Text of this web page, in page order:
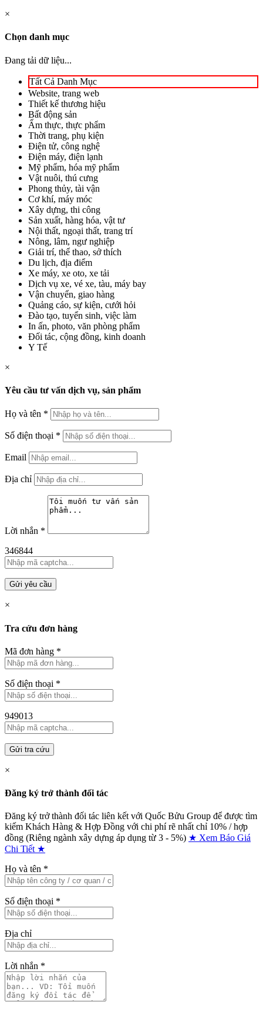
×
Chọn danh mục
Đang tải dữ liệu...
Tất Cả Danh Mục
Website, trang web
Thiết kế thương hiệu
Bất động sản
Ẩm thực, thực phẩm
Thời trang, phụ kiện
Điện tử, công nghệ
Điện máy, điện lạnh
Mỹ phẩm, hóa mỹ phẩm
Vật nuôi, thú cưng
Phong thủy, tài vận
Cơ khí, máy móc
Xây dựng, thi công
Sản xuất, hàng hóa, vật tư
Nội thất, ngoại thất, trang trí
Nông, lâm, ngư nghiệp
Giải trí, thể thao, sở thích
Du lịch, địa điểm
Xe máy, xe oto, xe tải
Dịch vụ xe, vé xe, tàu, máy bay
Vận chuyển, giao hàng
Quảng cáo, sự kiện, cưới hỏi
Đào tạo, tuyển sinh, việc làm
In ấn, photo, văn phòng phẩm
Đối tác, cộng đồng, kinh doanh
Y Tế
×
Yêu cầu tư vấn dịch vụ, sản phẩm
Họ và tên *
Số điện thoại *
Email
Địa chỉ
Lời nhắn *
346844
Gửi yêu cầu
×
Tra cứu đơn hàng
Mã đơn hàng *
Số điện thoại *
949013
Gửi tra cứu
×
Đăng ký trở thành đối tác
Đăng ký trở thành đối tác liên kết với Quốc Bửu Group để được tìm
kiếm Khách Hàng & Hợp Đồng với chi phí rẽ nhất chỉ 10% / hợp
đồng (Riêng ngành xây dựng áp dụng từ 3 - 5%) ★ Xem Báo Giá
Chi Tiết ★
Họ và tên *
Số điện thoại *
Địa chỉ
Lời nhắn *